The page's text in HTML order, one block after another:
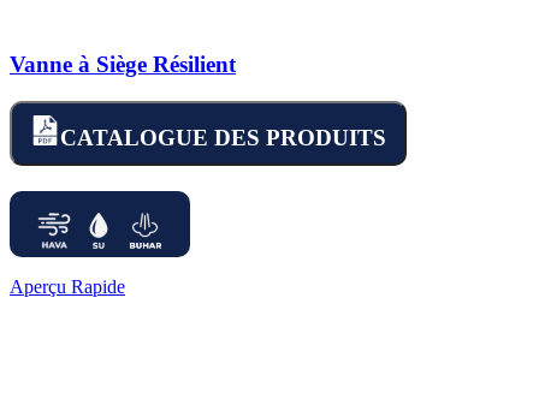
Vanne à Siège Résilient
CATALOGUE DES PRODUITS
Aperçu Rapide